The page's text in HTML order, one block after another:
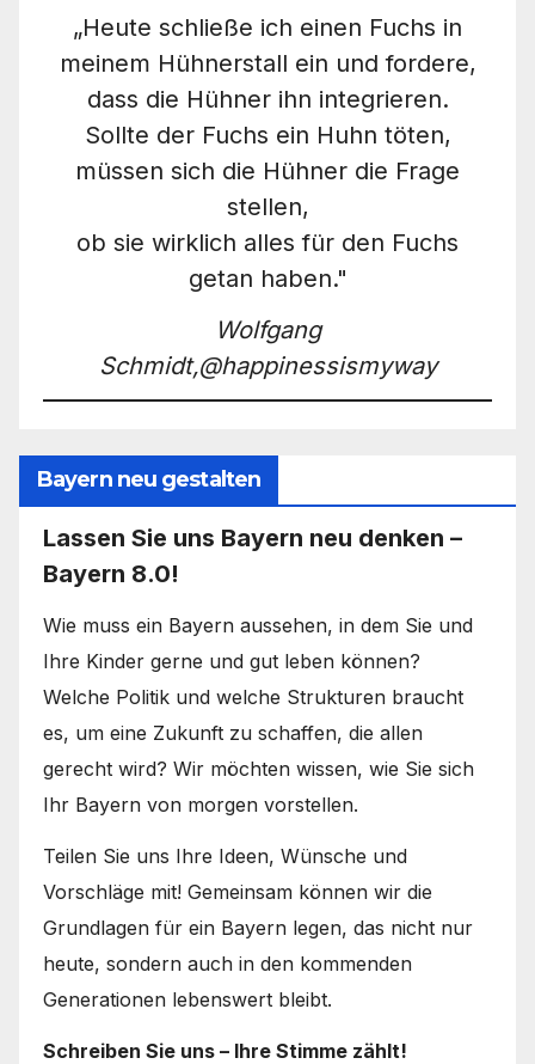
„Heute schließe ich einen Fuchs in
meinem Hühnerstall ein und fordere,
dass die Hühner ihn integrieren.
Sollte der Fuchs ein Huhn töten,
müssen sich die Hühner die Frage
stellen,
ob sie wirklich alles für den Fuchs
getan haben."
Wolfgang
Schmidt,@happinessismyway
Bayern neu gestalten
Lassen Sie uns Bayern neu denken –
Bayern 8.0!
Wie muss ein Bayern aussehen, in dem Sie und
Ihre Kinder gerne und gut leben können?
Welche Politik und welche Strukturen braucht
es, um eine Zukunft zu schaffen, die allen
gerecht wird? Wir möchten wissen, wie Sie sich
Ihr Bayern von morgen vorstellen.
Teilen Sie uns Ihre Ideen, Wünsche und
Vorschläge mit! Gemeinsam können wir die
Grundlagen für ein Bayern legen, das nicht nur
heute, sondern auch in den kommenden
Generationen lebenswert bleibt.
Schreiben Sie uns – Ihre Stimme zählt!